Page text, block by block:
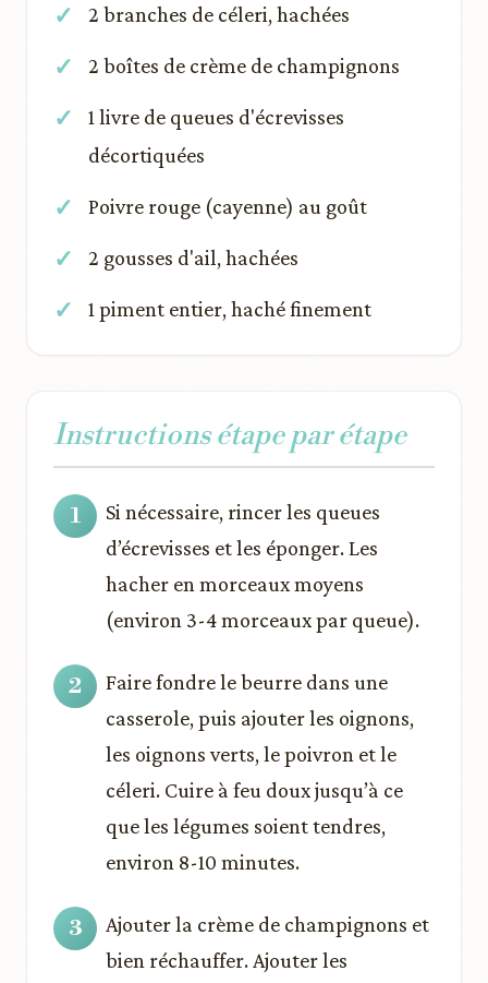
2 branches de céleri, hachées
2 boîtes de crème de champignons
1 livre de queues d'écrevisses
décortiquées
Poivre rouge (cayenne) au goût
2 gousses d'ail, hachées
1 piment entier, haché finement
Instructions étape par étape
Si nécessaire, rincer les queues
d’écrevisses et les éponger. Les
hacher en morceaux moyens
(environ 3-4 morceaux par queue).
Faire fondre le beurre dans une
casserole, puis ajouter les oignons,
les oignons verts, le poivron et le
céleri. Cuire à feu doux jusqu’à ce
que les légumes soient tendres,
environ 8-10 minutes.
Ajouter la crème de champignons et
bien réchauffer. Ajouter les